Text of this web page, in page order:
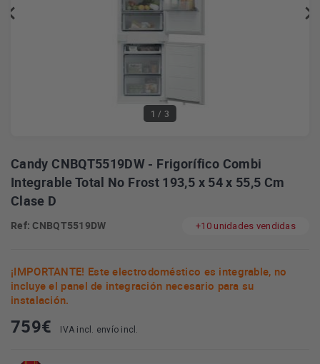
1 / 3
Candy CNBQT5519DW - Frigorífico Combi
Integrable Total No Frost 193,5 x 54 x 55,5 Cm
Clase D
Ref: CNBQT5519DW +10 unidades vendidas
¡IMPORTANTE! Este electrodoméstico es integrable, no
incluye el panel de integración necesario para su
instalación.
759€ IVA incl. envío incl.